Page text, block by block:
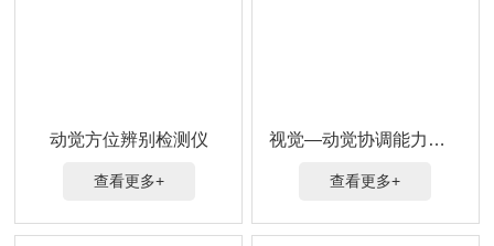
动觉方位辨别检测仪
查看更多+
视觉—动觉协调能力测定仪
查看更多+